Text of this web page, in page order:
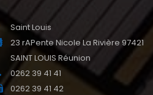
Saint Louis
23 rAPente Nicole La Rivière 97421
SAINT LOUIS Réunion
0262 39 41 41
0262 39 41 42